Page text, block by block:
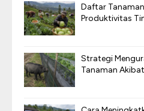
Daftar
Produktivitas
Strategi
Tanaman